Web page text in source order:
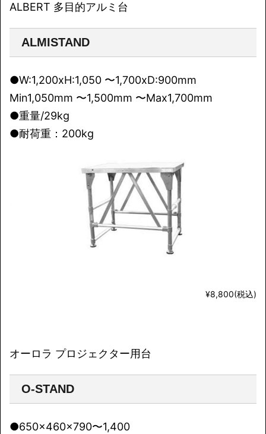
ALBERT 多目的アルミ台
ALMISTAND
●W:1,200xH:1,050 〜1,700xD:900mm
Min1,050mm 〜1,500mm 〜Max1,700mm
●重量/29kg
●耐荷重：200kg
¥8,800(税込)
オーロラ プロジェクター用台
O-STAND
●650x460x790〜1,400